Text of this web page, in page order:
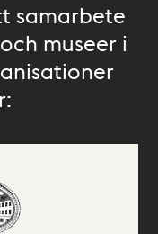
samarbete
museer i